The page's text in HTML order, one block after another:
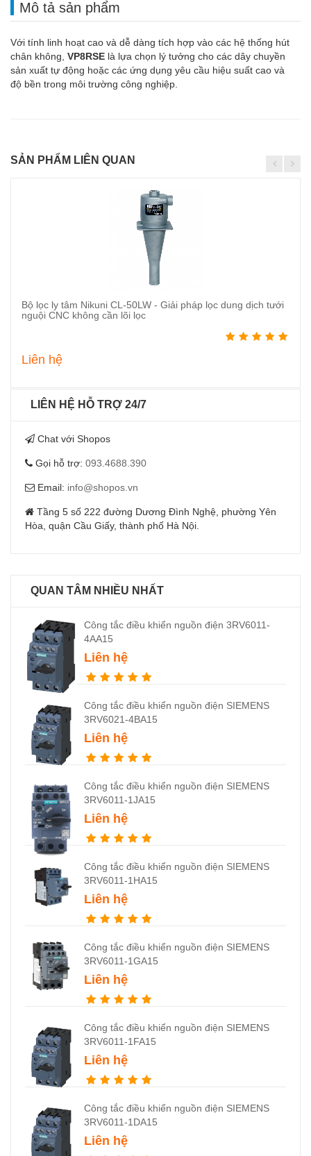
Mô tả sản phẩm
Với tính linh hoạt cao và dễ dàng tích hợp vào các hệ thống hút
chân không, VP8RSE là lựa chọn lý tưởng cho các dây chuyền
sản xuất tự động hoặc các ứng dụng yêu cầu hiệu suất cao và
độ bền trong môi trường công nghiệp.
SẢN PHẨM LIÊN QUAN
Thêm vào giỏ hàng
Bộ lọc ly tâm Nikuni CL-50LW - Giải pháp lọc dung dịch tưới
nguội CNC không cần lõi lọc
Liên hệ
LIÊN HỆ HỖ TRỢ 24/7
Chat với Shopos
Gọi hỗ trợ: 093.4688.390
Email: info@shopos.vn
Tầng 5 số 222 đường Dương Đình Nghệ, phường Yên
Hòa, quận Cầu Giấy, thành phố Hà Nội.
QUAN TÂM NHIỀU NHẤT
Công tắc điều khiển nguồn điện 3RV6011-
4AA15
Liên hệ
Công tắc điều khiển nguồn điện SIEMENS
3RV6021-4BA15
Liên hệ
Công tắc điều khiển nguồn điện SIEMENS
3RV6011-1JA15
Liên hệ
Công tắc điều khiển nguồn điện SIEMENS
3RV6011-1HA15
Liên hệ
Công tắc điều khiển nguồn điện SIEMENS
3RV6011-1GA15
Liên hệ
Công tắc điều khiển nguồn điện SIEMENS
3RV6011-1FA15
Liên hệ
Công tắc điều khiển nguồn điện SIEMENS
3RV6011-1DA15
Liên hệ